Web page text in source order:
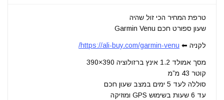
טרפת המחיר הכי זול שהיה
שעון ספורט חכם Garmin Venu
לקניה ⬅ https://ali-buy.com/garmin-venu/
מסך אמולד 1.2 אינץ ברזולוציה 390×390
קוטר 43 מ”מ
סוללה לעד 5 ימים במצב שעון חכם
עד 6 שעות בשימוש GPS ומוזיקה